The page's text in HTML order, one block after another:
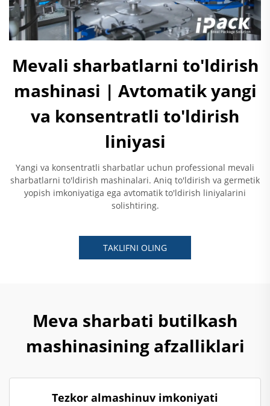
Mevali sharbatlarni to'ldirish
mashinasi | Avtomatik yangi
va konsentratli to'ldirish
liniyasi
Yangi va konsentratli sharbatlar uchun professional mevali
sharbatlarni to'ldirish mashinalari. Aniq to'ldirish va germetik
yopish imkoniyatiga ega avtomatik to'ldirish liniyalarini
solishtiring.
TAKLIFNI OLING
Meva sharbati butilkash
mashinasining afzalliklari
Tezkor almashinuv imkoniyati